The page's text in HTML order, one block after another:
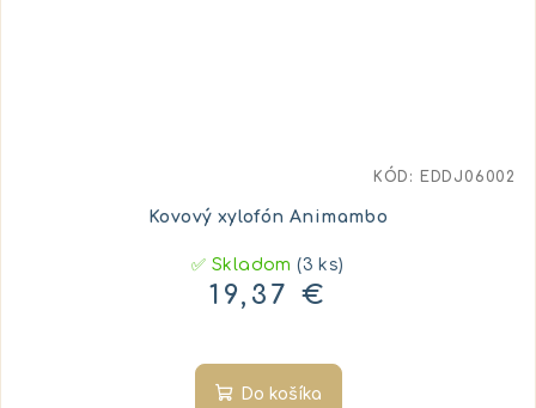
Kovový xylofón Animambo
✅ Skladom(3 ks)
19,37 €
Do košíka
KÓD: EDDJ06002